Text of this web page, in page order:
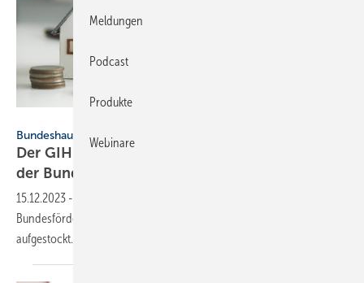
Bundeshaushalt 2024
Der GIH reagiert auf den Haushaltsbeschluss
der Bundesregierung
15.12.2023 -
Bundesförderung für effiziente Gebäude wird aber nicht
aufgestockt. Das sagt GIH-Vorsitzender Bolln
Meldungen
Podcast
Produkte
Webinare